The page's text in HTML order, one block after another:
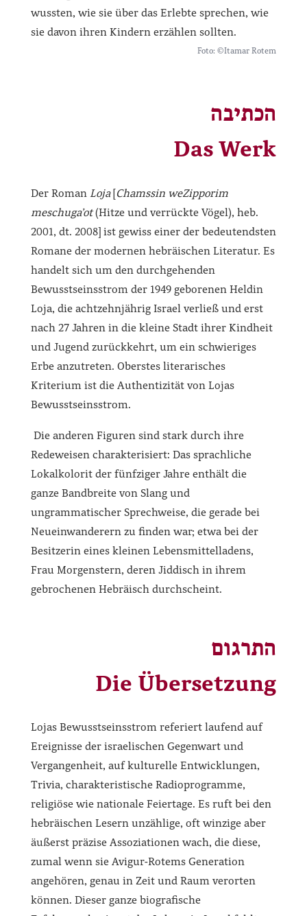
wussten, wie sie über das Erlebte sprechen, wie
sie davon ihren Kindern erzählen sollten.
Foto: ©Itamar Rotem
הכתיבה
Das Werk
Der Roman Loja[Chamssin weZipporim
meschuga’ot(Hitze und verrückte Vögel), heb.
2001, dt. 2008] ist gewiss einer der bedeutendsten
Romane der modernen hebräischen Literatur. Es
handelt sich um den durchgehenden
Bewusstseinsstrom der 1949 geborenen Heldin
Loja, die achtzehnjährig Israel verließ und erst
nach 27 Jahren in die kleine Stadt ihrer Kindheit
und Jugend zurückkehrt, um ein schwieriges
Erbe anzutreten. Oberstes literarisches
Kriterium ist die Authentizität von Lojas
Bewusstseinsstrom.
Die anderen Figuren sind stark durch ihre
Redeweisen charakterisiert: Das sprachliche
Lokalkolorit der fünfziger Jahre enthält die
ganze Bandbreite von Slang und
ungrammatischer Sprechweise, die gerade bei
Neueinwanderern zu finden war; etwa bei der
Besitzerin eines kleinen Lebensmittelladens,
Frau Morgenstern, deren Jiddisch in ihrem
gebrochenen Hebräisch durchscheint.
התרגום
Die Übersetzung
Lojas Bewusstseinsstrom referiert laufend auf
Ereignisse der israelischen Gegenwart und
Vergangenheit, auf kulturelle Entwicklungen,
Trivia, charakteristische Radioprogramme,
religiöse wie nationale Feiertage. Es ruft bei den
hebräischen Lesern unzählige, oft winzige aber
äußerst präzise Assoziationen wach, die diese,
zumal wenn sie Avigur-Rotems Generation
angehören, genau in Zeit und Raum verorten
können. Dieser ganze biografische